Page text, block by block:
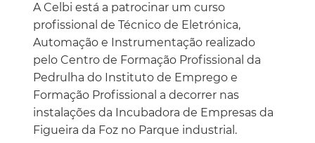
A Celbi está a patrocinar um curso
profissional de Técnico de Eletrónica,
Automação e Instrumentação realizado
pelo Centro de Formação Profissional da
Pedrulha do Instituto de Emprego e
Formação Profissional a decorrer nas
instalações da Incubadora de Empresas da
Figueira da Foz no Parque industrial.